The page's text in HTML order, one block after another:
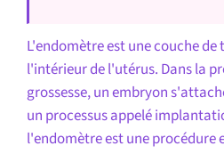
L'endomètre est une couche de
l'intérieur de l'utérus. Dans la
grossesse, un embryon
un processus appelé
l'endomètre est une procédure